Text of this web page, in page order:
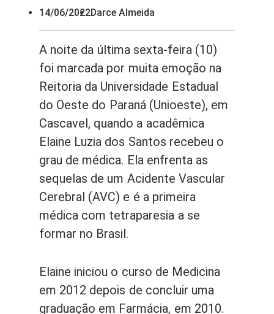
14/06/2022Darce Almeida
A noite da última sexta-feira (10)
foi marcada por muita emoção na
Reitoria da Universidade Estadual
do Oeste do Paraná (Unioeste), em
Cascavel, quando a acadêmica
Elaine Luzia dos Santos recebeu o
grau de médica. Ela enfrenta as
sequelas de um Acidente Vascular
Cerebral (AVC) e é a primeira
médica com tetraparesia a se
formar no Brasil.
Elaine iniciou o curso de Medicina
em 2012 depois de concluir uma
graduação em Farmácia, em 2010.